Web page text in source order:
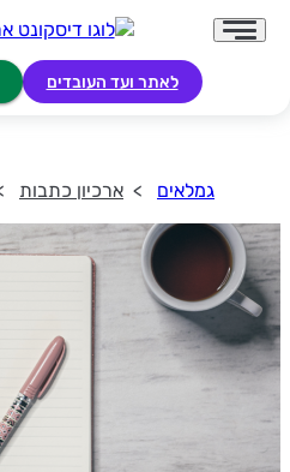
לאתר ועד העובדים
גמלאים ארכיון כתבות